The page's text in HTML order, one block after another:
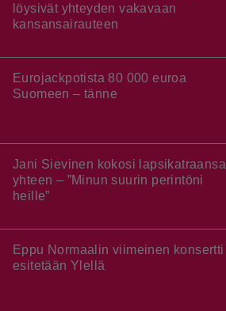
löysivät yhteyden vakavaan
kansansairauteen
Eurojackpotista 80 000 euroa
Suomeen – tänne
Jani Sievinen kokosi lapsikatraansa
yhteen – ”Minun suurin perintöni
heille”
Eppu Normaalin viimeinen konsertti
esitetään Ylellä